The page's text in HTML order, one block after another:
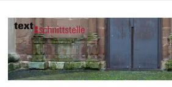
Inhalt
springen